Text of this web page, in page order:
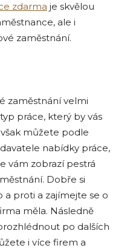
zdarma je skvělou
ale i
zaměstnání.
zaměstnání velmi
práce, který by vás
můžete podle
nabídky práce,
vám zobrazí pestrá
Dobře si
proti a zajímejte se o
měla. Následně
po dalších
i více firem a